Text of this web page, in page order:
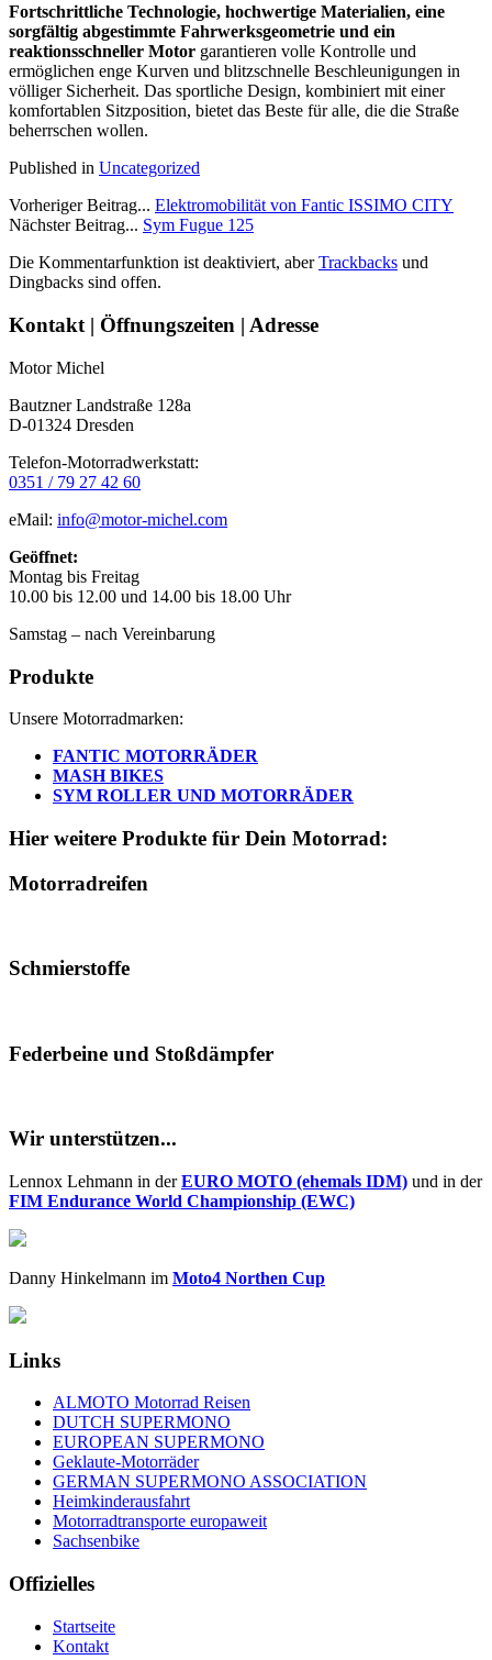
Fortschrittliche Technologie, hochwertige Materialien, eine
sorgfältig abgestimmte Fahrwerksgeometrie und ein
reaktionsschneller Motor garantieren volle Kontrolle und
ermöglichen enge Kurven und blitzschnelle Beschleunigungen in
völliger Sicherheit. Das sportliche Design, kombiniert mit einer
komfortablen Sitzposition, bietet das Beste für alle, die die Straße
beherrschen wollen.
Published in Uncategorized
Vorheriger Beitrag... Elektromobilität von Fantic ISSIMO CITY
Nächster Beitrag... Sym Fugue 125
Die Kommentarfunktion ist deaktiviert, aberTrackbacks und
Dingbacks sind offen.
Seitenleiste
Kontakt | Öffnungszeiten | Adresse
Motor Michel
Bautzner Landstraße 128a
D-01324 Dresden
Telefon-Motorradwerkstatt:
0351 / 79 27 42 60
eMail: info@motor-michel.com
Geöffnet:
Montag bis Freitag
10.00 bis 12.00 und 14.00 bis 18.00 Uhr
Samstag – nach Vereinbarung
Produkte
Unsere Motorradmarken:
FANTIC MOTORRÄDER
MASH BIKES
SYM ROLLER UND MOTORRÄDER
Hier weitere Produkte für Dein Motorrad:
Motorradreifen
Schmierstoffe
Federbeine und Stoßdämpfer
Wir unterstützen...
Lennox Lehmann in derEURO MOTO (ehemals IDM) und in der
FIM Endurance World Championship (EWC)
Danny Hinkelmann im Moto4 Northen Cup
Links
ALMOTO Motorrad Reisen
DUTCH SUPERMONO
EUROPEAN SUPERMONO
Geklaute-Motorräder
GERMAN SUPERMONO ASSOCIATION
Heimkinderausfahrt
Motorradtransporte europaweit
Sachsenbike
Offizielles
Startseite
Kontakt